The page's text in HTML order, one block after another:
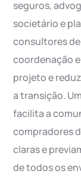
seguros,
societário e
consultores
coordenação
projeto e
a transição.
facilita a
compradores
claras e
de todos os